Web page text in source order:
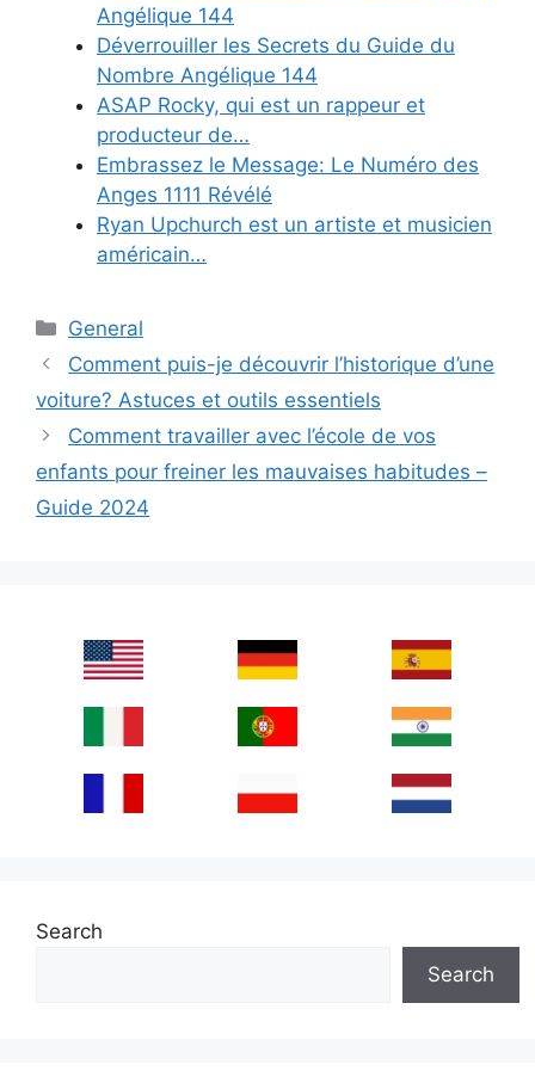
Angélique 144
Déverrouiller les Secrets du Guide du
Nombre Angélique 144
ASAP Rocky, qui est un rappeur et
producteur de…
Embrassez le Message: Le Numéro des
Anges 1111 Révélé
Ryan Upchurch est un artiste et musicien
américain…
Categories
General
Comment puis-je découvrir l’historique d’une
voiture? Astuces et outils essentiels
Comment travailler avec l’école de vos
enfants pour freiner les mauvaises habitudes –
Guide 2024
Search
Search